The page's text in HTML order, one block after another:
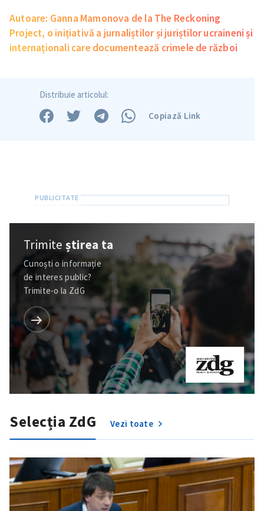
SUSȚINE
Autoare: Ganna Mamonova de la The Reckoning
Project, o inițiativă a jurnaliștilor și juriștilor ucraineni și
internaționali care documentează crimele de război
Distribuie articolul:
Copiază Link
Trimiteștirea ta
Cunoști o informație
de interes public?
Trimite-o la ZdG
Selecția ZdG Vezi toate